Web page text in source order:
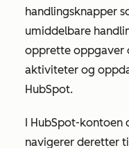
handlingsknapper
umiddelbare
opprette oppgaver
aktiviteter og
HubSpot.
I HubSpot-kontoen
navigerer deretter